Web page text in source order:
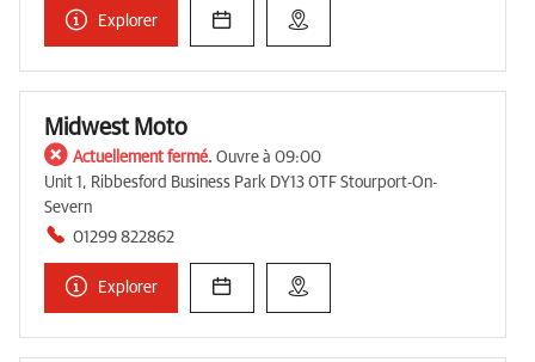
Explorer
Midwest Moto
Actuellement fermé. Ouvre à 09:00
Unit 1, Ribbesford Business Park DY13 0TF Stourport-On-
Severn
01299 822862
Explorer